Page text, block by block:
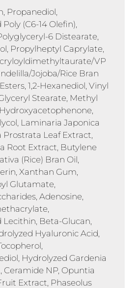
Propanediol,
(C6-14 Olefin),
6 Distearate,
Propylheptyl Caprylate,
VP
Jojoba/Rice Bran
1,2-Hexanediol, Vinyl
Stearate, Methyl
Laminaria Japonica
Prostrata Leaf Extract,
Root Extract, Butylene
(Rice) Bran Oil,
Xanthan Gum,
Glutamate,
Adenosine,
Beta-Glucan,
Hyaluronic Acid,
Hydrolyzed Gardenia
Ceramide NP, Opuntia
Extract, Phaseolus